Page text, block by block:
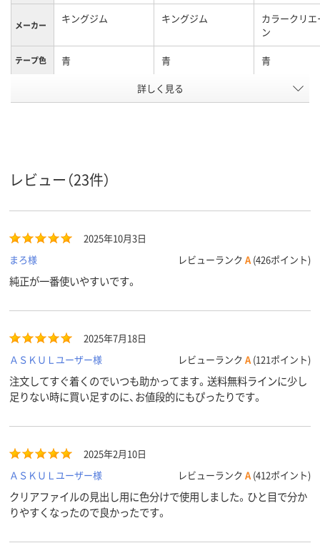
メーカー キングジム キングジム
カラークリ
ン
テープ色 青 青 青
黒
テープ長
さ
8m
詳しく見る
レビュー（23件）
2025年10月3日
まろ様
レビューランク A (426ポイント)
純正が一番使いやすいです。
2025年7月18日
ＡＳＫＵＬユーザー様
レビューランク A (121ポイント)
注文してすぐ着くのでいつも助かってます。送料無料ラインに少し
足りない時に買い足すのに、お値段的にもぴったりです。
2025年2月10日
ＡＳＫＵＬユーザー様
レビューランク A (412ポイント)
クリアファイルの見出し用に色分けで使用しました。ひと目で分か
りやすくなったので良かったです。